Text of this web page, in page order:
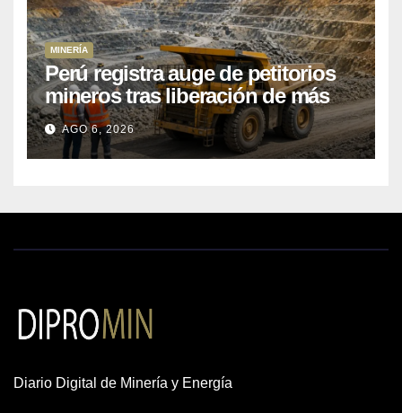
MINERÍA
Perú registra auge de petitorios
mineros tras liberación de más
de mil concesiones para explorar
cobre y oro
AGO 6, 2026
Diario Digital de Minería y Energía